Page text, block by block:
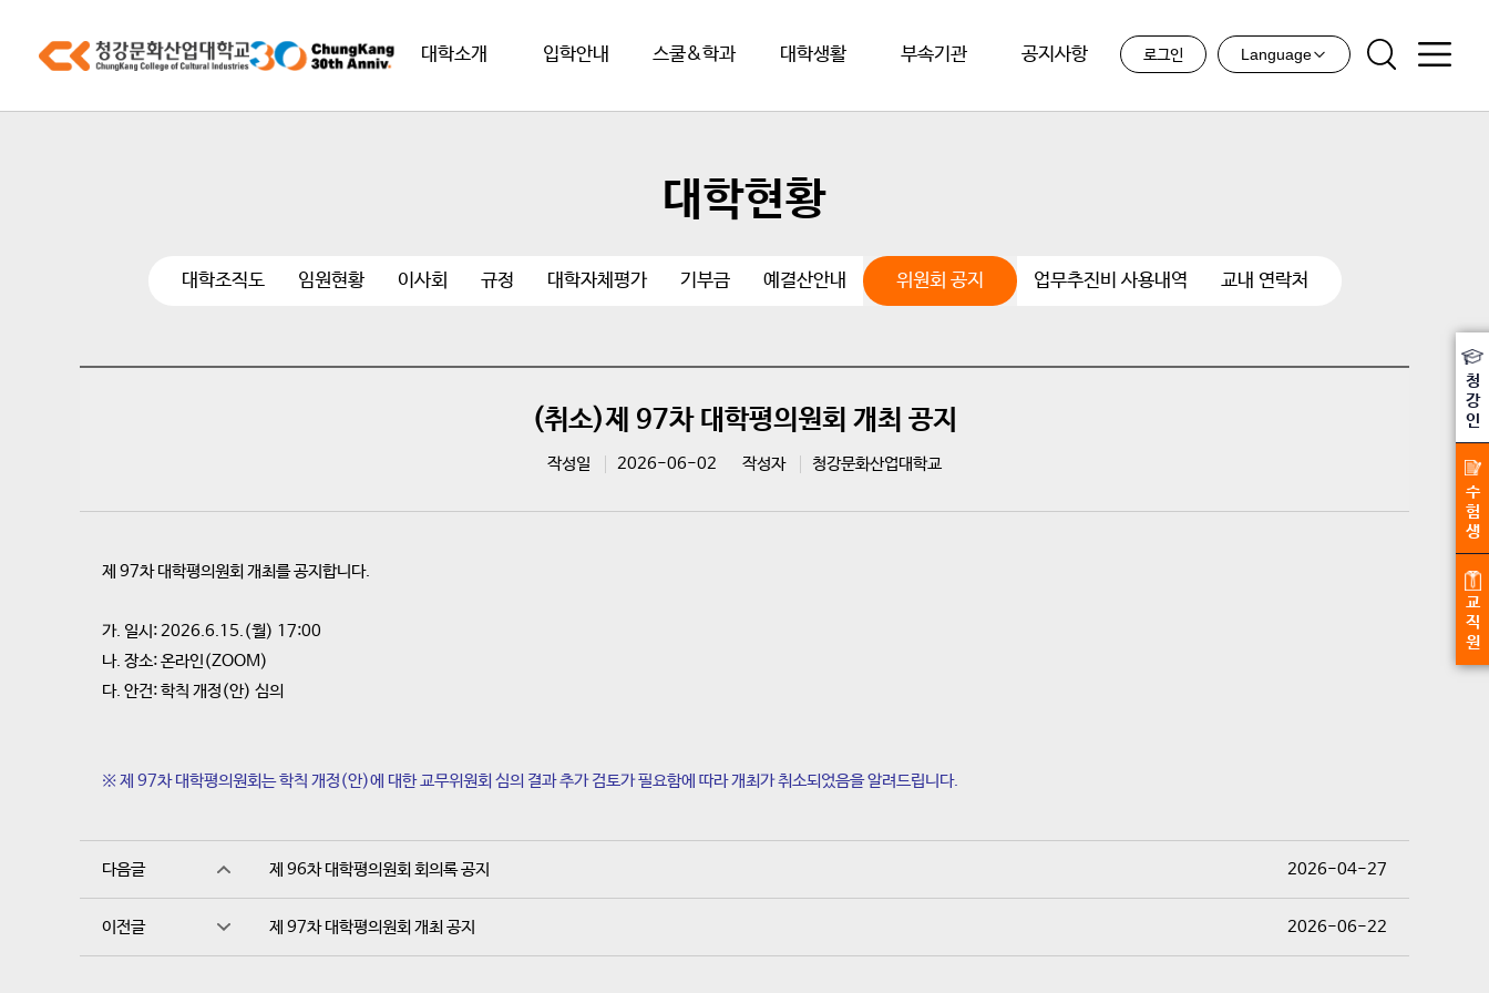
대학소개 입학안내 스쿨&학과 대학생활 부속기관 공지사항 로그인 Language
대학현황
대학조직도 임원현황 이사회 규정 대학자체평가 기부금 예결산안내 위원회 공지 업무추진비 사용내역 교내 연락처
(취소)제 97차 대학평의원회 개최 공지
작성일 2026-06-02 작성자 청강문화산업대학교
제 97차 대학평의원회 개최를 공지합니다.
가. 일시: 2026.6.15.(월) 17:00
나. 장소: 온라인(ZOOM)
다. 안건: 학칙 개정(안) 심의
※ 제 97차 대학평의원회는 학칙 개정(안)에 대한 교무위원회 심의 결과 추가 검토가 필요함에 따라 개최가 취소되었음을 알려드립니다.
다음글 제 96차 대학평의원회 회의록 공지 2026-04-27
이전글 제 97차 대학평의원회 개최 공지 2026-06-22
청
강
인
수
험
생
교
직
원